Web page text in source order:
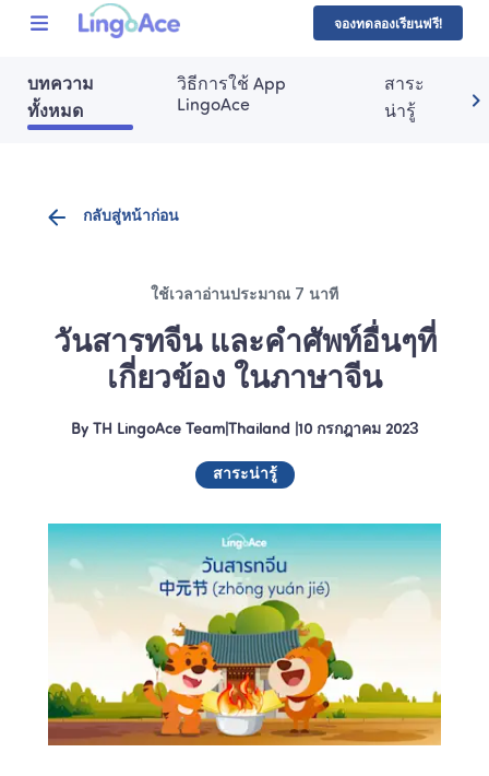
จองทดลองเรียนฟรี!
บทความ
ทั้งหมด
วิธีการใช้ App
LingoAce
สาระ
น่ารู้
กลับสู่หน้าก่อน
ใช้เวลาอ่านประมาณ 7 นาที
วันสารทจีน และคำศัพท์อื่นๆที่
เกี่ยวข้อง ในภาษาจีน
By TH LingoAce Team| Thailand 10 กรกฎาคม 2023
สาระน่ารู้